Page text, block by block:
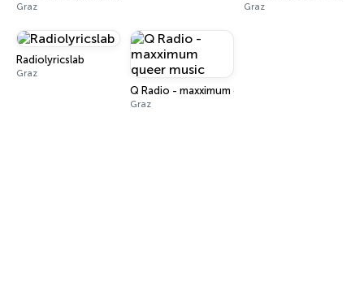
Graz Graz
Radiolyricslab
Graz
Q Radio - maxximum queer music
Graz